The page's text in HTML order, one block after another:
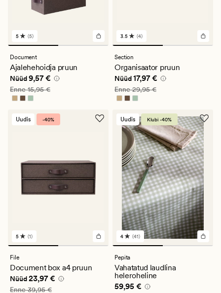
5
arvustust
keskmise
hinnanguga
5
5 (5)
Document
Ajalehehoidja pruun
Nåværende pris_ee
Nüüd9,57 €
Vanlig pris_ee
Enne15,95 €
4
arvustust
keskmise
hinnanguga
3.5
3.5 (4)
Section
Organisaator pruun
Nåværende pris_ee
Nüüd17,97 €
Vanlig pris_ee
Enne29,95 €
Uudis -40%
1
arvustust
keskmise
hinnanguga
5
5 (1)
File
Document box a4 pruun
Nåværende pris_ee
Nüüd23,97 €
Vanlig pris_ee
Enne39,95 €
Uudis Klubi -40%
41
arvustust
keskmise
hinnanguga
4
4 (41)
Pepita
Vahatatud laudlina
heleroheline
Pris_ee 59,95 €
59,95 €